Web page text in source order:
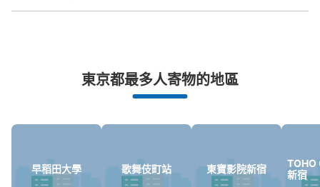
發生行李破損、被偷等狀況時安心有保障
東京都最多人寄物的地區
早稻田大學 歌舞伎町站 東寶影院新宿
新宿